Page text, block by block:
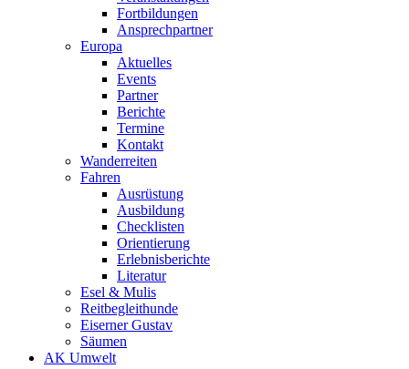
Fortbildungen
Ansprechpartner
Europa
Aktuelles
Events
Partner
Berichte
Termine
Kontakt
Wanderreiten
Fahren
Ausrüstung
Ausbildung
Checklisten
Orientierung
Erlebnisberichte
Literatur
Esel & Mulis
Reitbegleithunde
Eiserner Gustav
Säumen
AK Umwelt